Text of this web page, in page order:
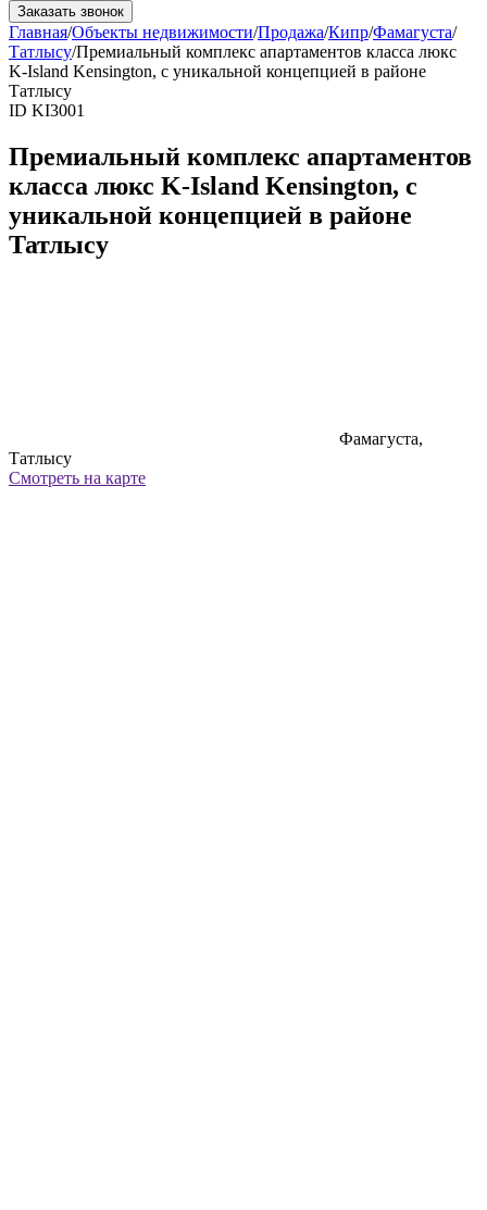
Заказать звонок
Главная/Объекты недвижимости/Продажа/Кипр/Фамагуста/
Татлысу/Премиальный комплекс апартаментов класса люкс
K-Island Kensington, с уникальной концепцией в районе
Татлысу
ID KI3001
Премиальный комплекс апартаментов
класса люкс K-Island Kensington, с
уникальной концепцией в районе
Татлысу
Фамагуста,
Татлысу
Смотреть на карте